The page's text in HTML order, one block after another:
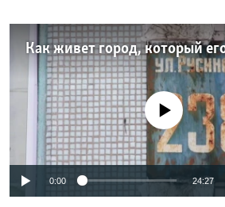
No media source currently
0:00 24:27